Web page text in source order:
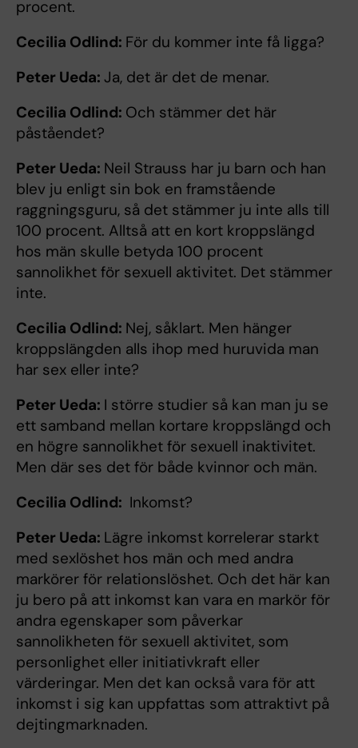
procent.
Cecilia Odlind: För du kommer inte få ligga?
Peter Ueda: Ja, det är det de menar.
Cecilia Odlind: Och stämmer det här
påståendet?
Peter Ueda: Neil Strauss har ju barn och han
blev ju enligt sin bok en framstående
raggningsguru, så det stämmer ju inte alls till
100 procent. Alltså att en kort kroppslängd
hos män skulle betyda 100 procent
sannolikhet för sexuell aktivitet. Det stämmer
inte.
Cecilia Odlind: Nej, såklart. Men hänger
kroppslängden alls ihop med huruvida man
har sex eller inte?
Peter Ueda: I större studier så kan man ju se
ett samband mellan kortare kroppslängd och
en högre sannolikhet för sexuell inaktivitet.
Men där ses det för både kvinnor och män.
Cecilia Odlind: Inkomst?
Peter Ueda: Lägre inkomst korrelerar starkt
med sexlöshet hos män och med andra
markörer för relationslöshet. Och det här kan
ju bero på att inkomst kan vara en markör för
andra egenskaper som påverkar
sannolikheten för sexuell aktivitet, som
personlighet eller initiativkraft eller
värderingar. Men det kan också vara för att
inkomst i sig kan uppfattas som attraktivt på
dejtingmarknaden.